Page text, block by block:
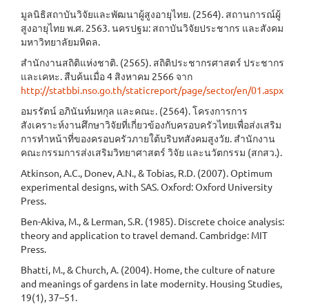
มูลนิธิสถาบันวิจัยและพัฒนาผู้สูงอายุไทย. (2564). สถานการณ์ผู้
สูงอายุไทย พ.ศ. 2563. นครปฐม: สถาบันวิจัยประชากร และสังคม
มหาวิทยาลัยมหิดล.
สำนักงานสถิติแห่งชาติ. (2565). สถิติประชากรศาสตร์ ประชากร
และเคหะ. สืบค้นเมื่อ 4 สิงหาคม 2566 จาก
http://statbbi.nso.go.th/staticreport/page/sector/en/01.aspx
อมรรัตน์ อภินันท์มหกุล และคณะ. (2564). โครงการการ
สังเคราะห์งานศึกษาวิจัยที่เกี่ยวข้องกับครอบครัวไทยเพื่อส่งเสริม
การทำหน้าที่ของครอบครัวภายใต้บริบทสังคมสูงวัย. สำนักงาน
คณะกรรมการส่งเสริมวิทยาศาสตร์ วิจัย และนวัตกรรม (สกสว.).
Atkinson, A.C., Donev, A.N., & Tobias, R.D. (2007). Optimum
experimental designs, with SAS. Oxford: Oxford University
Press.
Ben-Akiva, M., & Lerman, S.R. (1985). Discrete choice analysis:
theory and application to travel demand. Cambridge: MIT
Press.
Bhatti, M., & Church, A. (2004). Home, the culture of nature
and meanings of gardens in late modernity. Housing Studies,
19(1), 37–51.